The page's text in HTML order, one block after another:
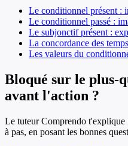
Le conditionnel présent :
Le conditionnel passé :
Le subjonctif présent :
La concordance des
Les valeurs du
Bloqué sur le plus-
avant l'action ?
Le tuteur Comprendo t'explique
à pas, en posant les bonnes